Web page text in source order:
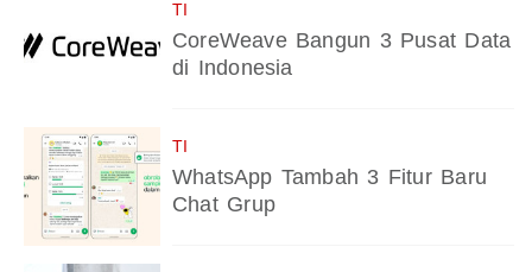
TI
CoreWeave Bangun 3 Pusat Data
di Indonesia
TI
WhatsApp Tambah 3 Fitur Baru
Chat Grup